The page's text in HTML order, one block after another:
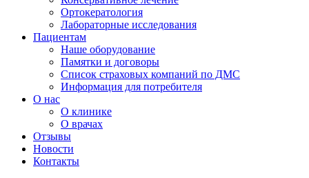
Ортокератология
Лабораторные исследования
Пациентам
Наше оборудование
Памятки и договоры
Список страховых компаний по ДМС
Информация для потребителя
О нас
О клинике
О врачах
Отзывы
Новости
Контакты